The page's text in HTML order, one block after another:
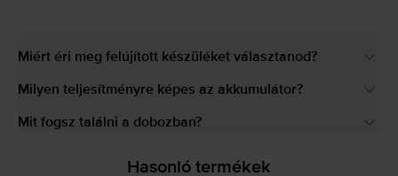
Miért éri meg felújított készüléket választanod?
Milyen teljesítményre képes az akkumulátor?
Mit fogsz találni a dobozban?
Hasonló termékek